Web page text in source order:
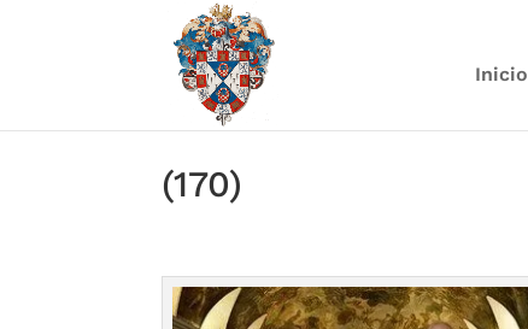
Inicio
(170)